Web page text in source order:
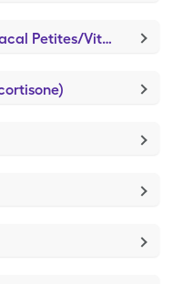
Citrus Calcium/Vitamin D (Citracal Petites/Vitamin D)